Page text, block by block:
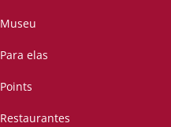
Museu
Para elas
Points
Restaurantes